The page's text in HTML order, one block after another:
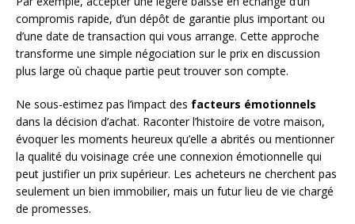
compromis rapide, d’un dépôt de garantie plus important ou
d’une date de transaction qui vous arrange. Cette approche
transforme une simple négociation sur le prix en discussion
plus large où chaque partie peut trouver son compte.
Ne sous-estimez pas l’impact des facteurs émotionnels
dans la décision d’achat. Raconter l’histoire de votre maison,
évoquer les moments heureux qu’elle a abrités ou mentionner
la qualité du voisinage crée une connexion émotionnelle qui
peut justifier un prix supérieur. Les acheteurs ne cherchent pas
seulement un bien immobilier, mais un futur lieu de vie chargé
de promesses.